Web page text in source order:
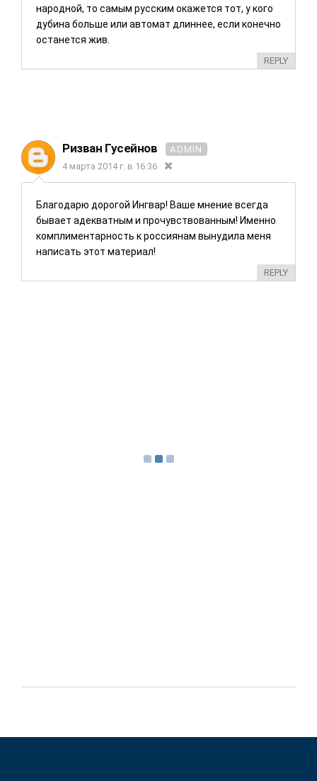
народной, то самым русским окажется тот, у кого
дубина больше или автомат длиннее, если конечно
останется жив.
REPLY
Ризван Гусейнов
ADMIN
4 марта 2014 г. в 16:36
Благодарю дорогой Ингвар! Ваше мнение всегда
бывает адекватным и прочувствованным! Именно
комплиментарность к россиянам вынудила меня
написать этот материал!
REPLY